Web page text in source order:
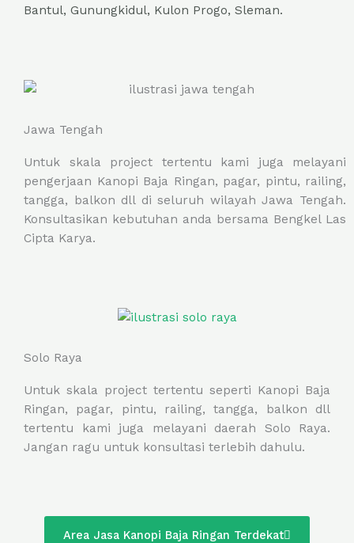
Bantul, Gunungkidul, Kulon Progo, Sleman.
Jawa Tengah
Untuk skala project tertentu kami juga melayani
pengerjaan Kanopi Baja Ringan, pagar, pintu, railing,
tangga, balkon dll di seluruh wilayah Jawa Tengah.
Konsultasikan kebutuhan anda bersama Bengkel Las
Cipta Karya.
Solo Raya
Untuk skala project tertentu seperti Kanopi Baja
Ringan, pagar, pintu, railing, tangga, balkon dll
tertentu kami juga melayani daerah Solo Raya.
Jangan ragu untuk konsultasi terlebih dahulu.
Area Jasa Kanopi Baja Ringan Terdekat